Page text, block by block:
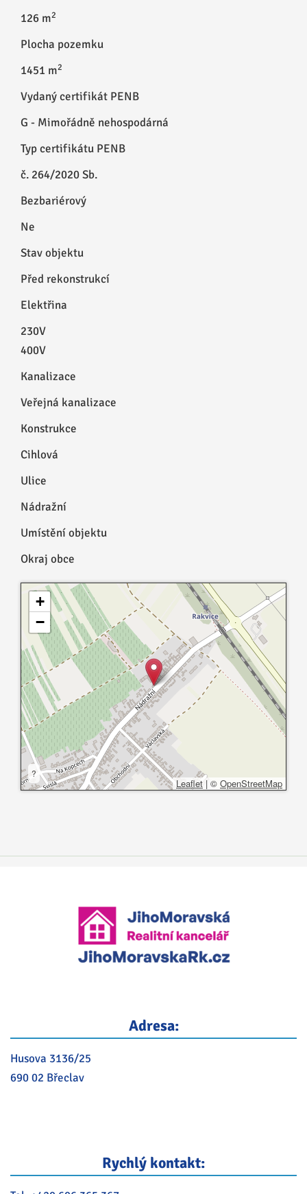
126 m2
Plocha pozemku
1451 m2
Vydaný certifikát PENB
G - Mimořádně nehospodárná
Typ certifikátu PENB
č. 264/2020 Sb.
Bezbariérový
Ne
Stav objektu
Před rekonstrukcí
Elektřina
230V
400V
Kanalizace
Veřejná kanalizace
Konstrukce
Cihlová
Ulice
Nádražní
Umístění objektu
Okraj obce
+
−
?
Leaflet | © OpenStreetMap
Adresa:
Husova 3136/25
690 02 Břeclav
Rychlý kontakt: